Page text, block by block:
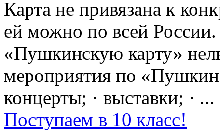
Карта не привязана к
ей можно по всей
«Пушкинскую карту»
мероприятия по
концерты; · выставки; · ...
Поступаем в 10 класс!